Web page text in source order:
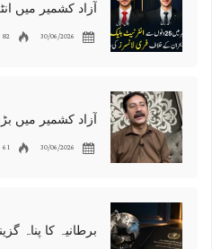
30/06/2026 82 مناظر
30/06/2026 61 مناظر